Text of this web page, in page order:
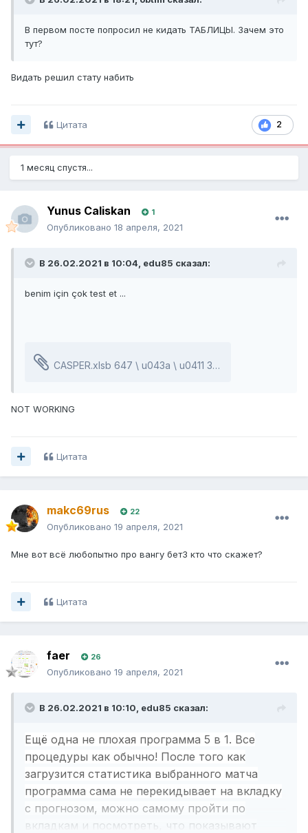
В первом посте попросил не кидать ТАБЛИЦЫ. Зачем это
тут?
Видать решил стату набить
2
Цитата
1 месяц спустя...
Yunus Caliskan 1
Опубликовано 18 апреля, 2021
В 26.02.2021 в 10:04, edu85 сказал:
benim için çok test et ...
CASPER.xlsb 647 \ u043a \ u0411 36 indirme
NOT WORKING
Цитата
makc69rus 22
Опубликовано 19 апреля, 2021
Мне вот всё любопытно про вангу бет3 кто что скажет?
Цитата
faer 26
Опубликовано 19 апреля, 2021
В 26.02.2021 в 10:10, edu85 сказал:
Ещё одна не плохая программа 5 в 1. Все
процедуры как обычно! После того как
загрузится статистика выбранного матча
программа сама не перекидывает на вкладку
с прогнозом, можно самому пройти по
вкладкам и посмотреть, что показывают